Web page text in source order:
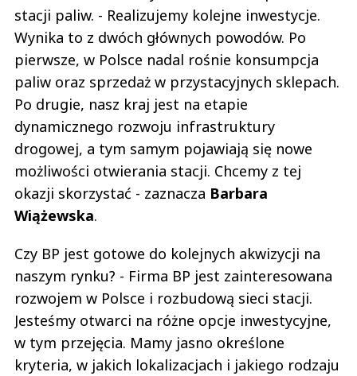
stacji paliw. - Realizujemy kolejne inwestycje.
Wynika to z dwóch głównych powodów. Po
pierwsze, w Polsce nadal rośnie konsumpcja
paliw oraz sprzedaż w przystacyjnych sklepach.
Po drugie, nasz kraj jest na etapie
dynamicznego rozwoju infrastruktury
drogowej, a tym samym pojawiają się nowe
możliwości otwierania stacji. Chcemy z tej
okazji skorzystać - zaznacza Barbara
Wiążewska.
Czy BP jest gotowe do kolejnych akwizycji na
naszym rynku? - Firma BP jest zainteresowana
rozwojem w Polsce i rozbudową sieci stacji.
Jesteśmy otwarci na różne opcje inwestycyjne,
w tym przejęcia. Mamy jasno określone
kryteria, w jakich lokalizacjach i jakiego rodzaju